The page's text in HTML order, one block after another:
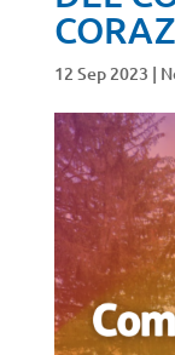
12 Sep 2023 |